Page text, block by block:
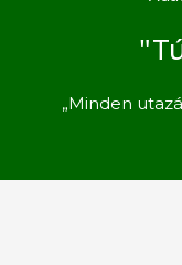
„Minden